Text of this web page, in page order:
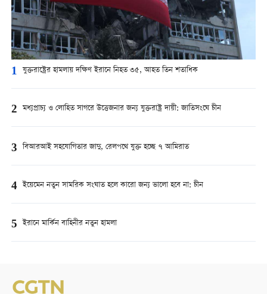
1 যুক্তরাষ্ট্রের হামলায় দক্ষিণ ইরানে নিহত ৩৫, আহত তিন শতাধিক
2 মধ্যপ্রাচ্য ও লোহিত সাগরে উত্তেজনার জন্য যুক্তরাষ্ট্র দায়ী: জাতিসংঘে চীন
3 বিআরআই সহযোগিতার জাদু, রেলপথে যুক্ত হচ্ছে ৭ আমিরাত
4 ইয়েমেন নতুন সামরিক সংঘাত হলে কারো জন্য ভালো হবে না: চীন
5 ইরানে মার্কিন বাহিনীর নতুন হামলা